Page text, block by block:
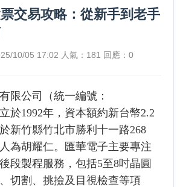
交易攻略：從新手到老手
10/05 17:02 人氣：181 回應：0
限公司（統一編號：
於1992年，資本額約新台幣2.2
新竹縣竹北市勝利十一路268
為胡耀仁。匯華電子主要專注
段製程服務，包括5至8吋晶圓
切割、挑撿及目視檢查等項